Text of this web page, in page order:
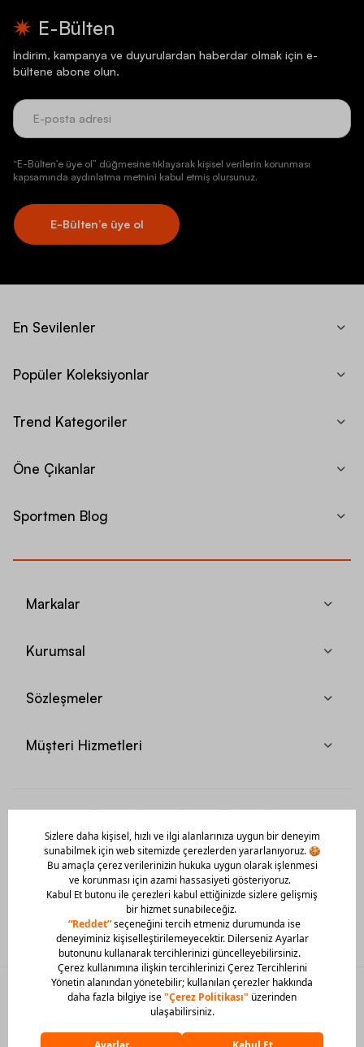
E-Bülten
İndirim, kampanya ve duyurulardan haberdar olmak için e-
bültene abone olun.
“E-Bülten’e üye ol” düğmesine tıklayarak kişisel verilerin korunması
kapsamında aydınlatma metnini kabul etmiş olursunuz.
E-Bülten’e üye ol
En Sevilenler
Popüler Koleksiyonlar
Trend Kategoriler
Öne Çıkanlar
Sportmen Blog
Markalar
Kurumsal
Sözleşmeler
Müşteri Hizmetleri
Mobil Uygulamamızı Hemen İndir!